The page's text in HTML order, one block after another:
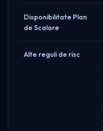
Disponibilitate Plan
de Scalare
Alte reguli de risc